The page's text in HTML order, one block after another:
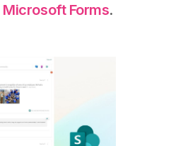
Microsoft Forms.